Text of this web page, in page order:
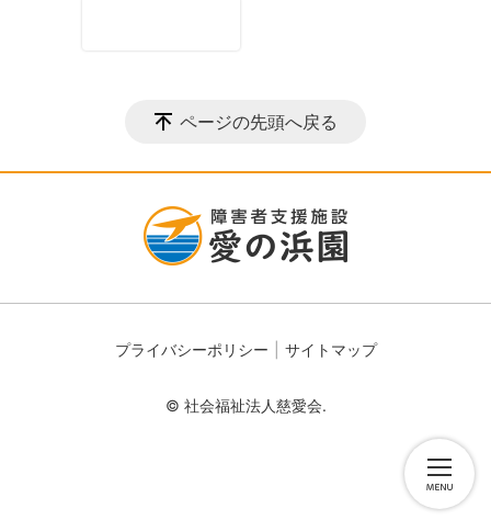
ページの先頭へ戻る
プライバシーポリシー サイトマップ
© 社会福祉法人慈愛会.